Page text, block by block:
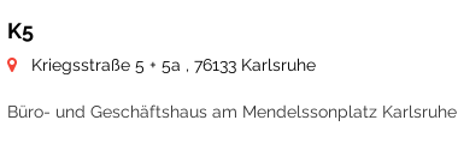
K5
Kriegsstraße 5 + 5a , 76133 Karlsruhe
Büro- und Geschäftshaus am Mendelssonplatz Karlsruhe